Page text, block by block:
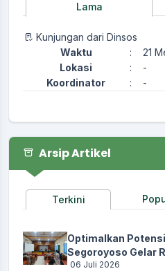
Lama
Kunjungan dari Dinsos
Waktu
:
21
Lokasi
:
-
Koordinator
: -
Arsip Artikel
Terkini
Optimalkan
Segoroyoso Gelar
06 Juli 2026